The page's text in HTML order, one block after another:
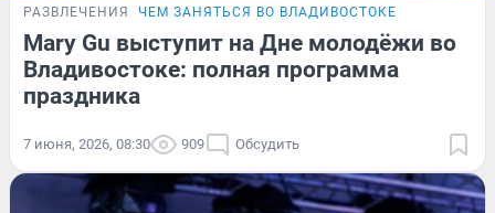
РАЗВЛЕЧЕНИЯ ЧЕМ ЗАНЯТЬСЯ ВО ВЛАДИВОСТОКЕ
Mary Gu выступит на Дне молодёжи во
Владивостоке: полная программа
праздника
7 июня, 2026, 08:30 909 Обсудить